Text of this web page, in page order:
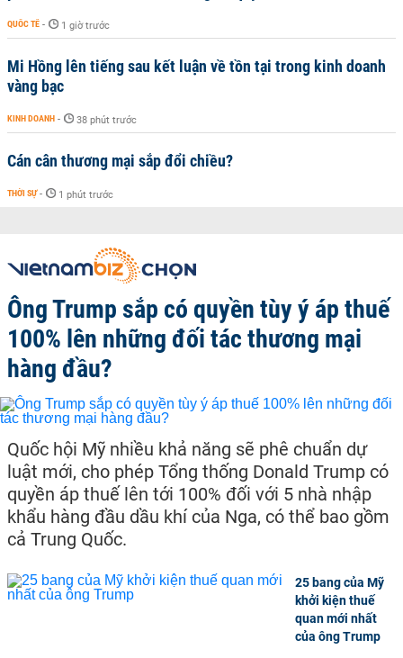
QUỐC TẾ - 1 giờ trước
Mi Hồng lên tiếng sau kết luận về tồn tại trong kinh doanh
vàng bạc
KINH DOANH - 38 phút trước
Cán cân thương mại sắp đổi chiều?
THỜI SỰ - 1 phút trước
Ông Trump sắp có quyền tùy ý áp thuế
100% lên những đối tác thương mại
hàng đầu?
Quốc hội Mỹ nhiều khả năng sẽ phê chuẩn dự
luật mới, cho phép Tổng thống Donald Trump có
quyền áp thuế lên tới 100% đối với 5 nhà nhập
khẩu hàng đầu dầu khí của Nga, có thể bao gồm
cả Trung Quốc.
25 bang của Mỹ
khởi kiện thuế
quan mới nhất
của ông Trump